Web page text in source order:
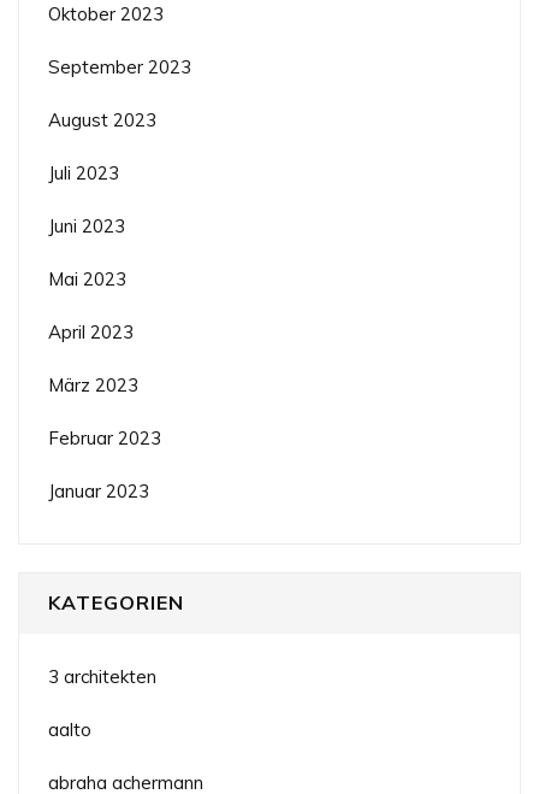
Oktober 2023
September 2023
August 2023
Juli 2023
Juni 2023
Mai 2023
April 2023
März 2023
Februar 2023
Januar 2023
KATEGORIEN
3 architekten
aalto
abraha achermann